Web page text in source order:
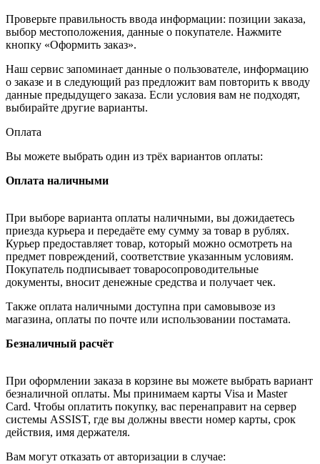
Проверьте правильность ввода информации: позиции заказа,
выбор местоположения, данные о покупателе. Нажмите
кнопку «Оформить заказ».
Наш сервис запоминает данные о пользователе, информацию
о заказе и в следующий раз предложит вам повторить к вводу
данные предыдущего заказа. Если условия вам не подходят,
выбирайте другие варианты.
Оплата
Вы можете выбрать один из трёх вариантов оплаты:
Оплата наличными
При выборе варианта оплаты наличными, вы дожидаетесь
приезда курьера и передаёте ему сумму за товар в рублях.
Курьер предоставляет товар, который можно осмотреть на
предмет повреждений, соответствие указанным условиям.
Покупатель подписывает товаросопроводительные
документы, вносит денежные средства и получает чек.
Также оплата наличными доступна при самовывозе из
магазина, оплаты по почте или использовании постамата.
Безналичный расчёт
При оформлении заказа в корзине вы можете выбрать вариант
безналичной оплаты. Мы принимаем карты Visa и Master
Card. Чтобы оплатить покупку, вас перенаправит на сервер
системы ASSIST, где вы должны ввести номер карты, срок
действия, имя держателя.
Вам могут отказать от авторизации в случае: